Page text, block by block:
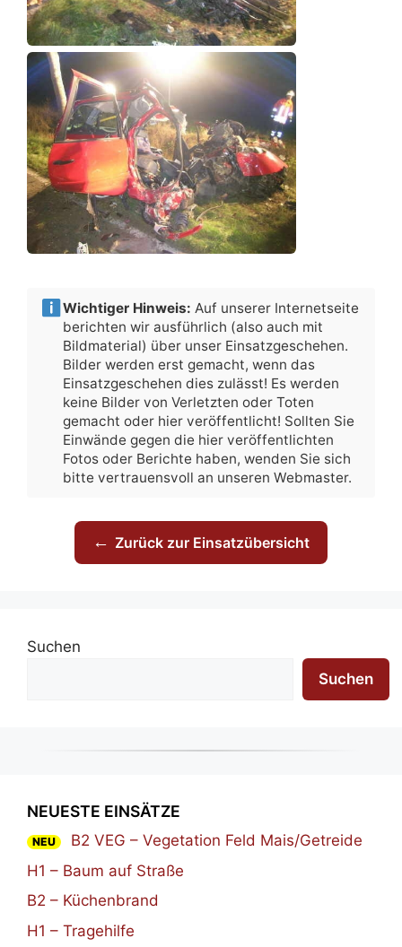
Wichtiger Hinweis: Auf unserer Internetseite
berichten wir ausführlich (also auch mit
Bildmaterial) über unser Einsatzgeschehen.
Bilder werden erst gemacht, wenn das
Einsatzgeschehen dies zulässt! Es werden
keine Bilder von Verletzten oder Toten
gemacht oder hier veröffentlicht! Sollten Sie
Einwände gegen die hier veröffentlichten
Fotos oder Berichte haben, wenden Sie sich
bitte vertrauensvoll an unseren Webmaster.
← Zurück zur Einsatzübersicht
Suchen
Suchen
NEUESTE EINSÄTZE
NEU
B2 VEG – Vegetation Feld Mais/Getreide
H1 – Baum auf Straße
B2 – Küchenbrand
H1 – Tragehilfe